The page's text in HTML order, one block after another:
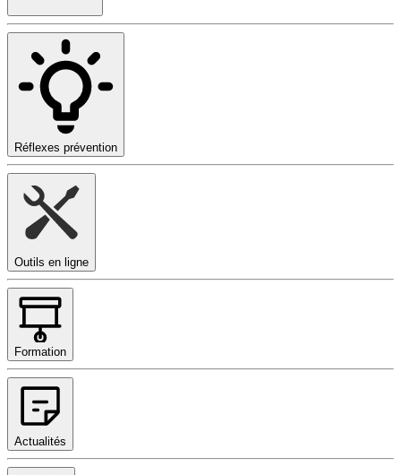
Réflexes prévention
Outils en ligne
Formation
Actualités